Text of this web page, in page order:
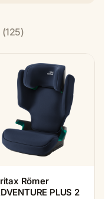
(125)
Römer
PLUS 2